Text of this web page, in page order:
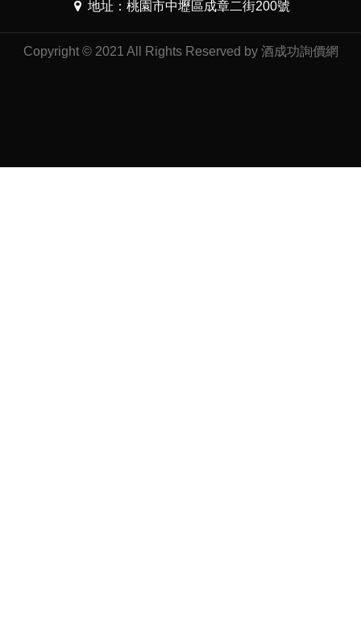
地址：桃園市中壢區成章二街200號
Copyright © 2021 All Rights Reserved by 酒成功詢價網